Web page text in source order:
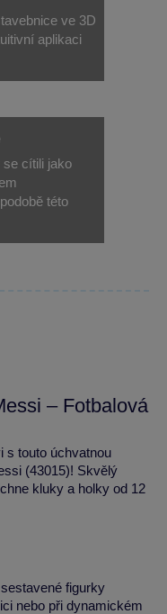
ve 3D
aplikaci
cítili jako
této
– Fotbalová
s touto úchvatnou
(43015)! Skvělý
kluky a holky od 12
figurky
nebo při dynamickém